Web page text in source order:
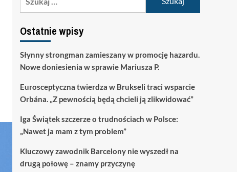
Ostatnie wpisy
Słynny strongman zamieszany w promocję hazardu.
Nowe doniesienia w sprawie Mariusza P.
Eurosceptyczna twierdza w Brukseli traci wsparcie
Orbána. „Z pewnością będą chcieli ją zlikwidować”
Iga Świątek szczerze o trudnościach w Polsce:
„Nawet ja mam z tym problem”
Kluczowy zawodnik Barcelony nie wyszedł na
drugą połowę – znamy przyczynę